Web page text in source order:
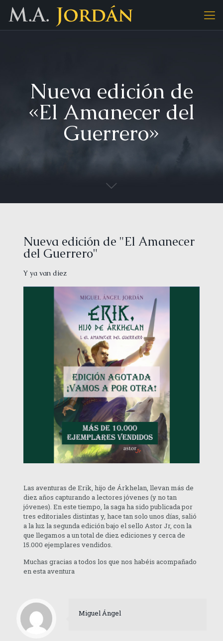
Nueva edición de
«El Amanecer del
Guerrero»
Nueva edición de "El Amanecer
del Guerrero"
Y ya van diez
Las aventuras de Erik, hijo de Árkhelan, llevan más de
diez años capturando a lectores jóvenes (y no tan
jóvenes). En este tiempo, la saga ha sido publicada por
tres editoriales distintas y, hace tan solo unos días, salió
a la luz la segunda edición bajo el sello Astor Jr, con la
que llegamos a un total de diez ediciones y cerca de
15.000 ejemplares vendidos.
Muchas gracias a todos los que nos habéis acompañado
en esta aventura
Miguel Ángel